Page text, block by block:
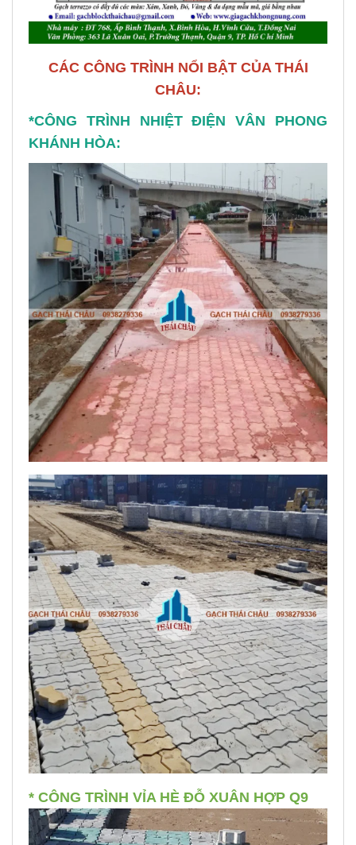
CÁC CÔNG TRÌNH NỔI BẬT CỦA THÁI
CHÂU:
*CÔNG TRÌNH NHIỆT ĐIỆN VÂN PHONG
KHÁNH HÒA:
* CÔNG TRÌNH VỈA HÈ ĐỖ XUÂN HỢP Q9